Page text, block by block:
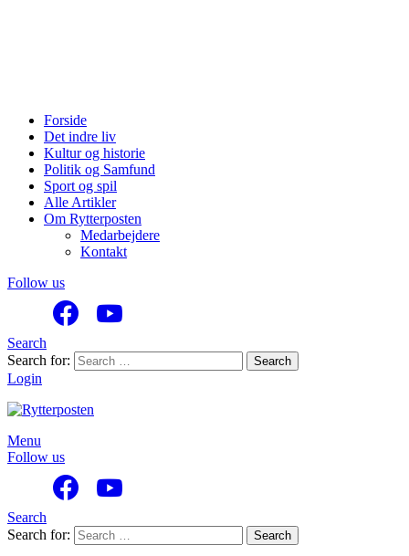
Forside
Det indre liv
Kultur og historie
Politik og Samfund
Sport og spil
Alle Artikler
Om Rytterposten
Medarbejdere
Kontakt
Follow us
Search
Search for:
Search
Login
Menu
Follow us
Search
Search for:
Search